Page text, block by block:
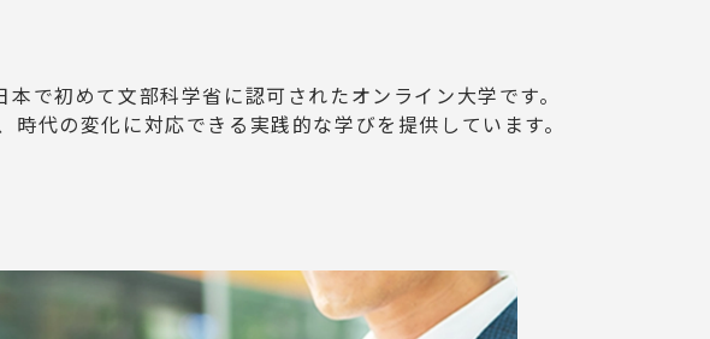
で初めて文部科学省に認可されたオンライン大学です。
代の変化に対応できる実践的な学びを提供しています。​